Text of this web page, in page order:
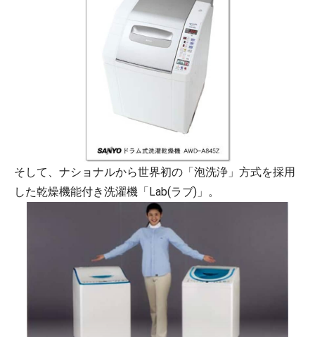
そして、ナショナルから世界初の「泡洗浄」方式を採用
した乾燥機能付き洗濯機「Lab(ラブ)」。